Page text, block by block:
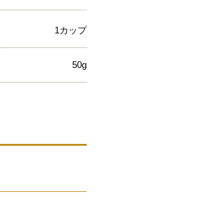
1カップ
50g